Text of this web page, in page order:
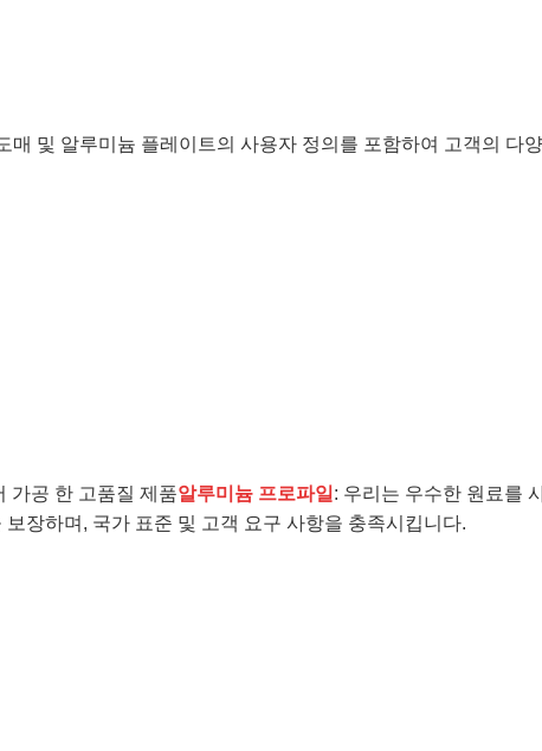
매 및 알루미늄 플레이트의 사용자 정의를 포함하여 고객의 다
가공 한 고품질 제품알루미늄 프로파일 : 우리는 우수한 원료를
장하며, 국가 표준 및 고객 요구 사항을 충족시킵니다.